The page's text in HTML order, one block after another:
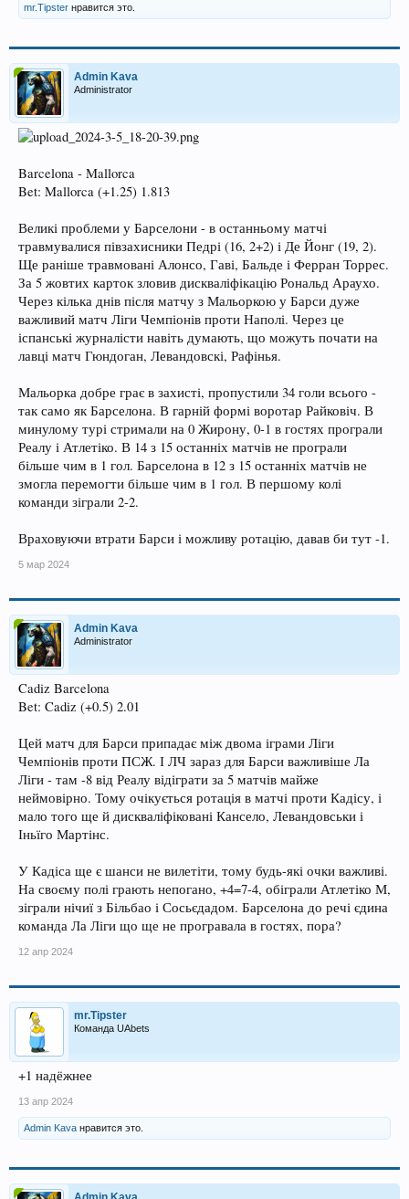
mr.Tipster нравится это.
Admin Kava
Administrator
Barcelona - Mallorca
Bet: Mallorca (+1.25) 1.813
Великі проблеми у Барселони - в останньому матчі
травмувалися півзахисники Педрі (16, 2+2) і Де Йонг (19, 2).
Ще раніше травмовані Алонсо, Гаві, Бальде і Ферран Торрес.
За 5 жовтих карток зловив дискваліфікацію Рональд Араухо.
Через кілька днів після матчу з Мальоркою у Барси дуже
важливий матч Ліги Чемпіонів проти Наполі. Через це
іспанські журналісти навіть думають, що можуть почати на
лавці матч Гюндоган, Левандовскі, Рафінья.
Мальорка добре грає в захисті, пропустили 34 голи всього -
так само як Барселона. В гарній формі воротар Райковіч. В
минулому турі стримали на 0 Жирону, 0-1 в гостях програли
Реалу і Атлетіко. В 14 з 15 останніх матчів не програли
більше чим в 1 гол. Барселона в 12 з 15 останніх матчів не
змогла перемогти більше чим в 1 гол. В першому колі
команди зіграли 2-2.
Враховуючи втрати Барси і можливу ротацію, давав би тут -1.
5 мар 2024
Admin Kava
Administrator
Cadiz Barcelona
Bet: Cadiz (+0.5) 2.01
Цей матч для Барси припадає між двома іграми Ліги
Чемпіонів проти ПСЖ. І ЛЧ зараз для Барси важливіше Ла
Ліги - там -8 від Реалу відіграти за 5 матчів майже
неймовірно. Тому очікується ротація в матчі проти Кадісу, і
мало того ще й дискваліфіковані Кансело, Левандовськи і
Іньїго Мартінс.
У Кадіса ще є шанси не вилетіти, тому будь-які очки важливі.
На своєму полі грають непогано, +4=7-4, обіграли Атлетіко М,
зіграли нічиї з Більбао і Сосьєдадом. Барселона до речі єдина
команда Ла Ліги що ще не програвала в гостях, пора?
12 апр 2024
mr.Tipster
Команда UAbets
+1 надёжнее
13 апр 2024
Admin Kava нравится это.